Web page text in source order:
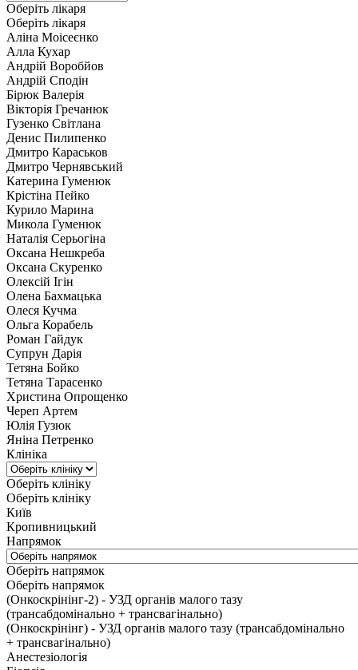
Оберіть лікаря
Оберіть лікаря
Аліна Моісеєнко
Алла Кухар
Андрій Воробйов
Андрій Сподін
Бірюк Валерія
Вікторія Гречанюк
Гузенко Світлана
Денис Пилипенко
Дмитро Караськов
Дмитро Чернявський
Катерина Гуменюк
Крістіна Пейко
Курило Марина
Микола Гуменюк
Наталія Серьогіна
Оксана Нешкреба
Оксана Скуренко
Олексій Ігін
Олена Бахмацька
Олеся Кучма
Ольга Корабель
Роман Гайдук
Супрун Дарія
Тетяна Бойко
Тетяна Тарасенко
Христина Опрощенко
Череп Артем
Юлія Гузюк
Яніна Петренко
Клініка
Оберіть клініку
Оберіть клініку
Київ
Кропивницький
Напрямок
Оберіть напрямок
Оберіть напрямок
(Онкоскрінінг-2) - УЗД органів малого тазу
(трансабдомінально + трансвагінально)
(Онкоскрінінг) - УЗД органів малого тазу (трансабдомінально
+ трансвагінально)
Анестезіологія